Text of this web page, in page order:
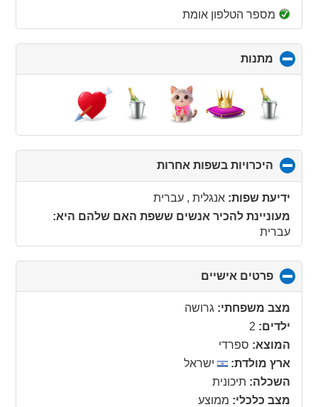
מספר הטלפון אומת
מתנות
to
collapse
contents
היכרויות בשפות אחרות
to
collapse
ידיעת שפות: אנגלית , עברית
מעוניינת להכיר אנשים ששפת האם שלהם היא:
עברית
פרטים אישיים
to
collapse
מצב משפחתי: גרושה
ילדים: 2
המוצא: ספרדי
ארץ מולדת:
ישראל
השכלה: תיכונית
מצב כלכלי: ממוצע